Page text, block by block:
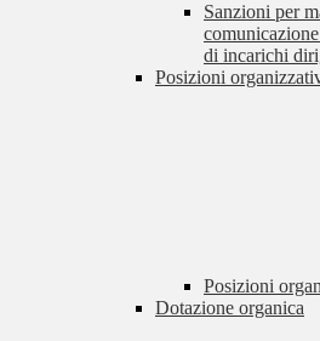
Sanzioni per
di incarichi
Posizioni
Posizioni
Dotazione organica